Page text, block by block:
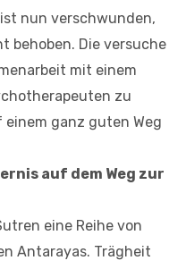
nun verschwunden,
behoben. Die versuche
mit einem
zu
ganz guten Weg
auf dem Weg zur
eine Reihe von
Antarayas. Trägheit